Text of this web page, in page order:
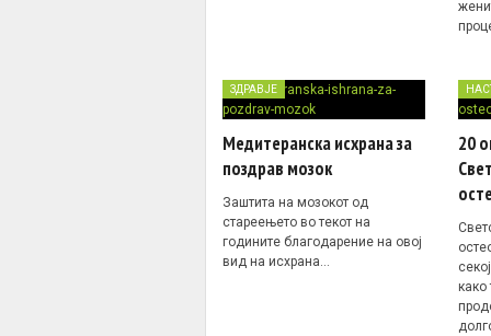
ЗДРАВЈЕ
Медитеранска исхрана за
поздрав мозок
Заштита на мозокот од
стареењето во текот на
годините благодарение на овој
вид на исхрана…
20
како